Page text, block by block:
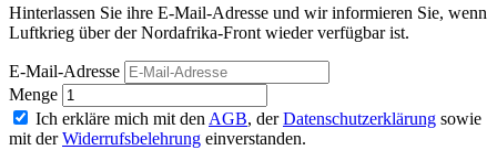
Hinterlassen Sie ihre E-Mail-Adresse und wir informieren Sie, wenn
Luftkrieg über der Nordafrika-Front wieder verfügbar ist.
E-Mail-Adresse
Menge
Ich erkläre mich mit den AGB, derDatenschutzerklärung sowie
mit derWiderrufsbelehrung einverstanden.